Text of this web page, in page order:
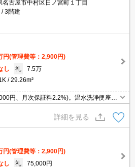
名古屋市中村区日ノ宮町１丁目
3階建
円(管理費等：2,900円)
し 礼
7.5万
29.26m²
円、月次保証料2.2%)。温水洗浄便座付
詳細を見る
円(管理費等：2,900円)
し 礼
75,000円